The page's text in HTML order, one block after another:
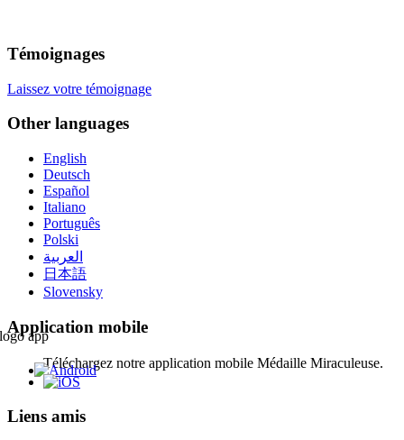
Témoignages
Laissez votre témoignage
Other languages
English
Deutsch
Español
Italiano
Português
Polski
العربية
日本語
Slovensky
Application mobile
Téléchargez notre application mobile Médaille Miraculeuse.
Liens amis